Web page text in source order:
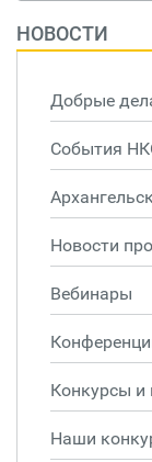
НОВОСТИ
Добрые
События
Новости
Вебинары
Конкурсы и
Наши